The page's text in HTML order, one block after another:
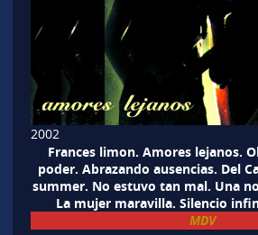
2002
Frances limon. Amores lejanos.
poder. Abrazando ausencias. Del
summer. No estuvo tan mal. Una
La mujer maravilla. Silencio
MDV